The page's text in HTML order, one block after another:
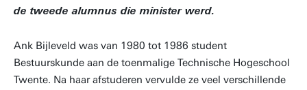
de tweede alumnus die minister werd.
Ank Bijleveld was van 1980 tot 1986 student
Bestuurskunde aan de toenmalige Technische Hogeschool
Twente. Na haar afstuderen vervulde ze veel verschillende